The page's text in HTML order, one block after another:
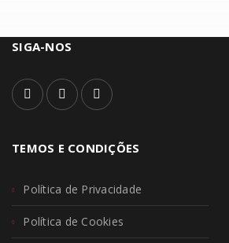
SIGA-NOS
TEMOS E CONDIÇÕES
Política de Privacidade
Política de Cookies